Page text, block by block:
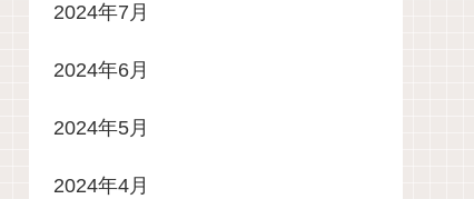
2024年7月
2024年6月
2024年5月
2024年4月